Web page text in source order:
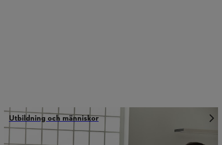
Utbildning och människor